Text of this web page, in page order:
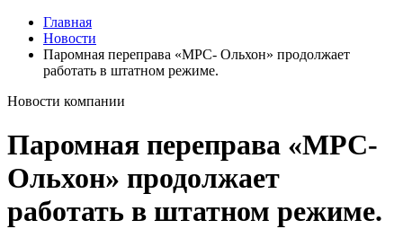
Главная
Новости
Паромная переправа «МРС- Ольхон» продолжает
работать в штатном режиме.
Новости компании
Паромная переправа «МРС-
Ольхон» продолжает
работать в штатном режиме.